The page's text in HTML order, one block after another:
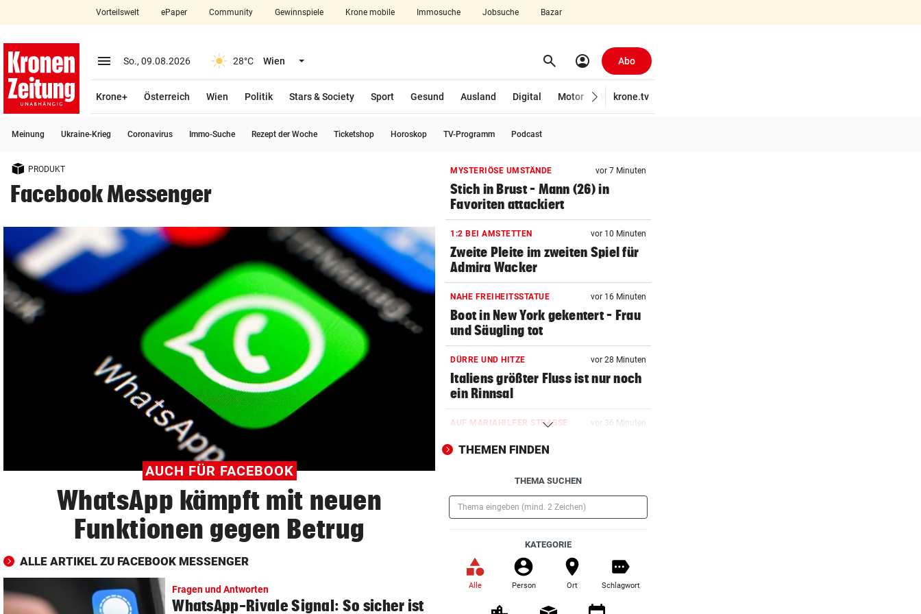
closeSchließen
account_circle Anmelden
arrow_right
bookmark Merkliste
search
Suchbegriff
eingeben
© Krone Multimedia GmbH & Co KG 2026
Vorteilswelt ePaper Community Gewinnspiele Krone mobile Immosuche Jobsuche Bazar
menu Menü aufklappen
So., 09.08.2026 28°C Wien Menü aufklappen search Suchen
account_circle Abo
Krone+ Österreich Wien Politik Stars & Society Sport Gesund Ausland Digital Motor Wirtschaft
krone.tv
Meinung Ukraine-Krieg Coronavirus Immo-Suche Rezept der Woche Ticketshop Horoskop TV-Programm Podcast
PRODUKT
Facebook Messenger
AUCH FÜR FACEBOOK
WhatsApp kämpft mit neuen
Funktionen gegen Betrug
ALLE ARTIKEL ZU FACEBOOK MESSENGER
Fragen und Antworten
WhatsApp-Rivale Signal: So sicher ist
MYSTERIÖSE UMSTÄNDE vor 7 Minuten
Stich in Brust – Mann (26) in
Favoriten attackiert
1:2 BEI AMSTETTEN vor 10 Minuten
Zweite Pleite im zweiten Spiel für
Admira Wacker
NAHE FREIHEITSSTATUE vor 16 Minuten
Boot in New York gekentert – Frau
und Säugling tot
DÜRRE UND HITZE vor 28 Minuten
Italiens größter Fluss ist nur noch
ein Rinnsal
AUF MARIAHILFER STRASSE vor 36 Minuten
Mann mit Stanleymesser ins
Gesicht gestochen
DFB-PROFI PACKT AUS:
Nagelsmann? „Wie das 3 Jahre
abgelaufen ist …“
„WUNDER IM ANMARSCH“
Ö3-Star Gabi Hiller teilt
zuckersüße Baby-News
42 FLORIANI IM EINSATZ vor einer Stunde
THEMEN FINDEN
THEMA SUCHEN
KATEGORIE
Alle Person Ort Schlagwort